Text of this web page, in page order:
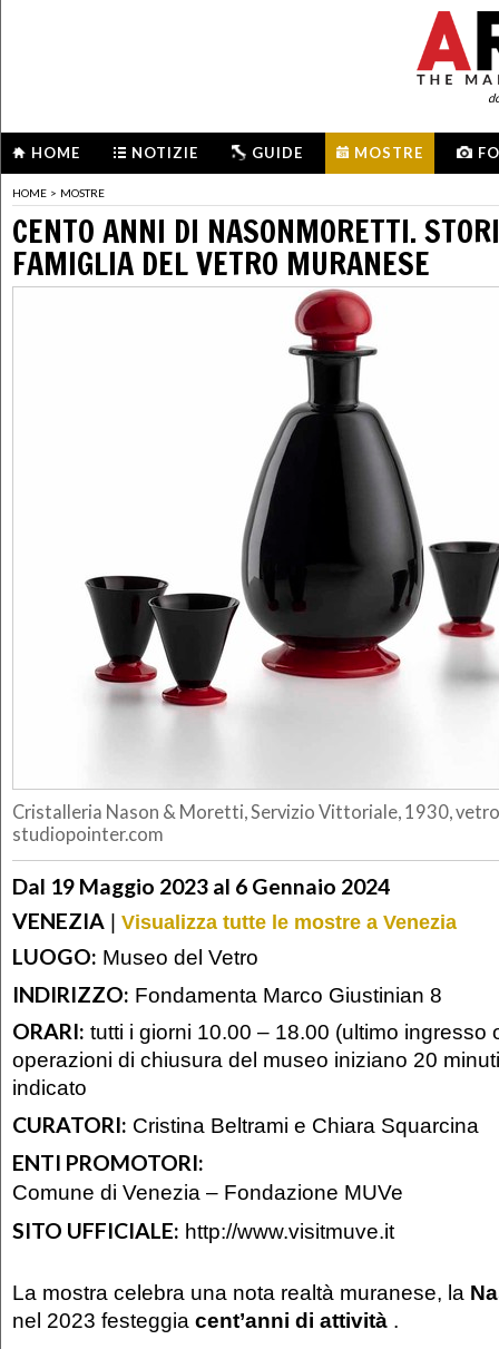
HOME NOTIZIE GUIDE MOSTRE
HOME > MOSTRE
CENTO ANNI DI NASONMORETTI.
FAMIGLIA DEL VETRO MURANESE
Cristalleria Nason & Moretti, Servizio Vittoriale, 1930,
studiopointer.com
Dal 19 Maggio 2023 al 6 Gennaio 2024
VENEZIA | Visualizza tutte le mostre a Venezia
LUOGO: Museo del Vetro
INDIRIZZO: Fondamenta Marco Giustinian 8
ORARI: tutti i giorni 10.00 – 18.00 (ultimo ingresso
operazioni di chiusura del museo iniziano 20
indicato
CURATORI: Cristina Beltrami e Chiara Squarcina
ENTI PROMOTORI:
Comune di Venezia – Fondazione MUVe
SITO UFFICIALE: http://www.visitmuve.it
La mostra celebra una nota realtà muranese, la
nel 2023 festeggia cent’anni di attività .